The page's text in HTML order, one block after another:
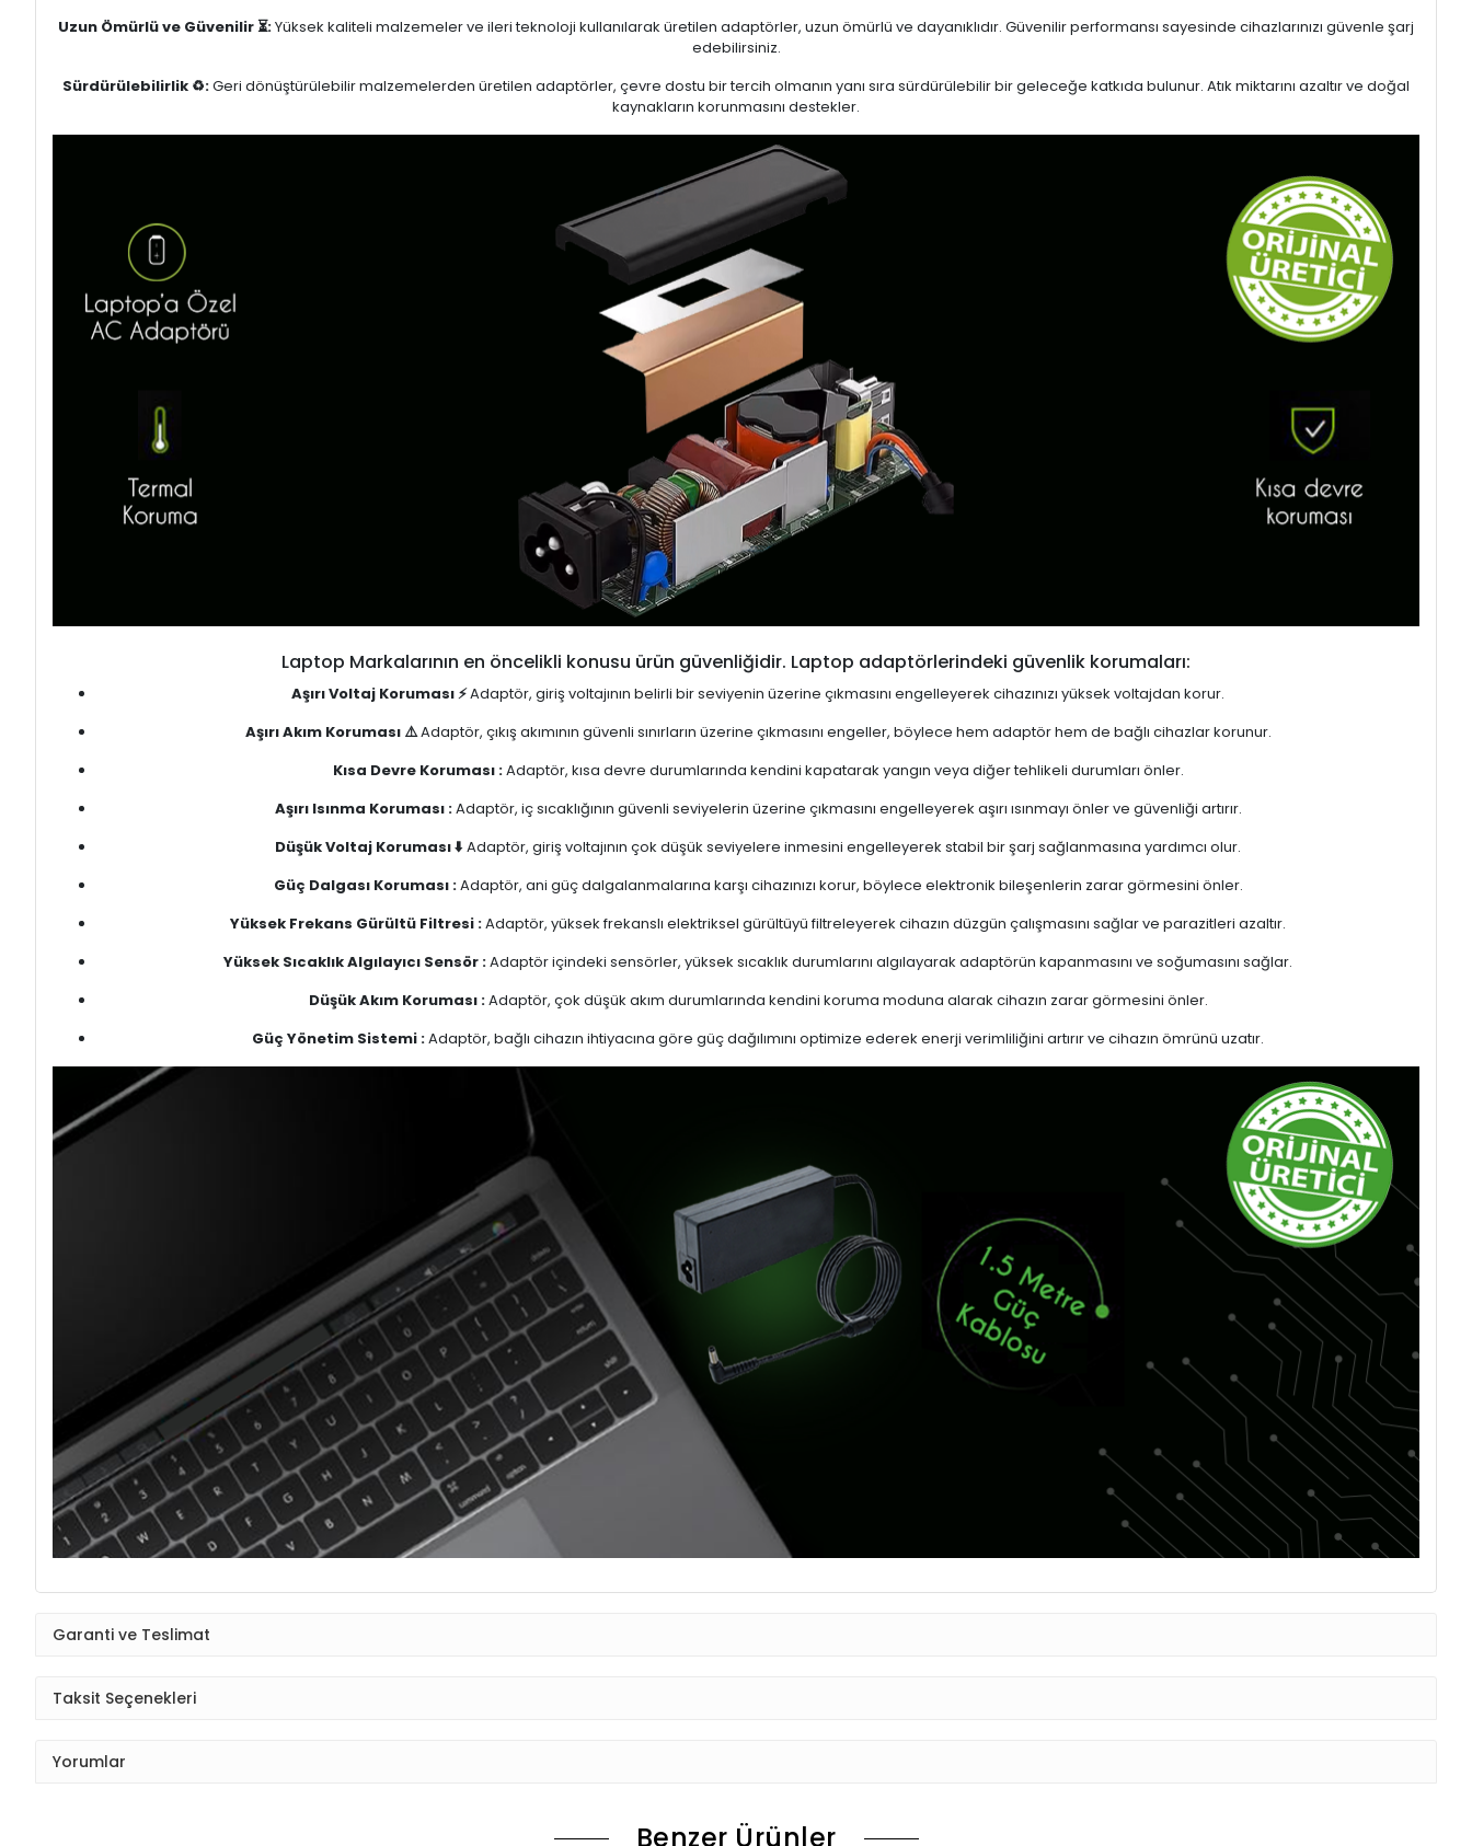
Uzun Ömürlü ve Güvenilir ⏳:Yüksek kaliteli malzemeler ve ileri teknoloji kullanılarak üretilen adaptörler, uzun ömürlü ve dayanıklıdır. Güvenilir performansı sayesinde cihazlarınızı güvenle şarj
edebilirsiniz.
Sürdürülebilirlik ♻️:Geri dönüştürülebilir malzemelerden üretilen adaptörler, çevre dostu bir tercih olmanın yanı sıra sürdürülebilir bir geleceğe katkıda bulunur. Atık miktarını azaltır ve doğal
kaynakların korunmasını destekler.
Laptop Markalarının en öncelikli konusu ürün güvenliğidir. Laptop adaptörlerindeki güvenlik korumaları:
Aşırı Voltaj Koruması ⚡Adaptör, giriş voltajının belirli bir seviyenin üzerine çıkmasını engelleyerek cihazınızı yüksek voltajdan korur.
Aşırı Akım Koruması ⚠️Adaptör, çıkış akımının güvenli sınırların üzerine çıkmasını engeller, böylece hem adaptör hem de bağlı cihazlar korunur.
Kısa Devre Koruması :Adaptör, kısa devre durumlarında kendini kapatarak yangın veya diğer tehlikeli durumları önler.
Aşırı Isınma Koruması :Adaptör, iç sıcaklığının güvenli seviyelerin üzerine çıkmasını engelleyerek aşırı ısınmayı önler ve güvenliği artırır.
Düşük Voltaj Koruması ⬇️Adaptör, giriş voltajının çok düşük seviyelere inmesini engelleyerek stabil bir şarj sağlanmasına yardımcı olur.
Güç Dalgası Koruması :Adaptör, ani güç dalgalanmalarına karşı cihazınızı korur, böylece elektronik bileşenlerin zarar görmesini önler.
Yüksek Frekans Gürültü Filtresi :Adaptör, yüksek frekanslı elektriksel gürültüyü filtreleyerek cihazın düzgün çalışmasını sağlar ve parazitleri azaltır.
Yüksek Sıcaklık Algılayıcı Sensör :Adaptör içindeki sensörler, yüksek sıcaklık durumlarını algılayarak adaptörün kapanmasını ve soğumasını sağlar.
Düşük Akım Koruması :Adaptör, çok düşük akım durumlarında kendini koruma moduna alarak cihazın zarar görmesini önler.
Güç Yönetim Sistemi :Adaptör, bağlı cihazın ihtiyacına göre güç dağılımını optimize ederek enerji verimliliğini artırır ve cihazın ömrünü uzatır.
Garanti ve Teslimat
Taksit Seçenekleri
Yorumlar
Benzer Ürünler